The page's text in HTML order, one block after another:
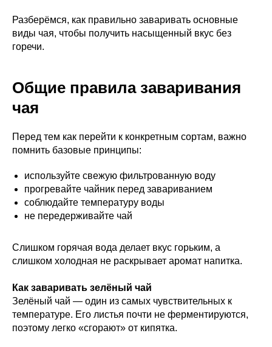
Разберёмся, как правильно заваривать основные
виды чая, чтобы получить насыщенный вкус без
горечи.
Общие правила заваривания
чая
Перед тем как перейти к конкретным сортам, важно
помнить базовые принципы:
используйте свежую фильтрованную воду
прогревайте чайник перед завариванием
соблюдайте температуру воды
не передерживайте чай
Слишком горячая вода делает вкус горьким, а
слишком холодная не раскрывает аромат напитка.
Как заваривать зелёный чай
Зелёный чай — один из самых чувствительных к
температуре. Его листья почти не ферментируются,
поэтому легко «сгорают» от кипятка.